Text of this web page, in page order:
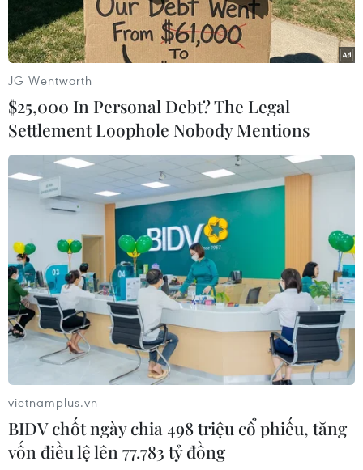
Tổng thống Iran khẳng định không
từ bỏ đàm phán hạt nhân tại Vienna
Iran tuyên bố theo đuổi đến cùng
đàm phán về chương trình hạt nhân
14/03/2022 11:27
Iran đang đánh giá các yếu tố mới
ảnh hưởng đến đàm phán hạt nhân
07/03/2022 08:33
Iran nhấn mạnh cần thêm nỗ lực để
hồi sinh thỏa thuận hạt nhân
04/03/2022 00:11
JG Wentworth
$25,000 In Personal Debt? The Legal
Settlement Loophole Nobody Mentions
vietnamplus.vn
BIDV chốt ngày chia 498 triệu cổ phiếu, tăng
vốn điều lệ lên 77.783 tỷ đồng